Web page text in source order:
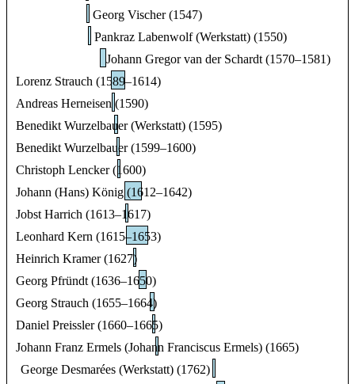
Georg Vischer (1547)
Pankraz Labenwolf (Werkstatt) (1550)
Johann Gregor van der Schardt (1570–1581)
Lorenz Strauch (1589–1614)
Andreas Herneisen (1590)
Benedikt Wurzelbauer (Werkstatt) (1595)
Benedikt Wurzelbauer (1599–1600)
Christoph Lencker (1600)
Johann (Hans) König (1612–1642)
Jobst Harrich (1613–1617)
Leonhard Kern (1615–1653)
Heinrich Kramer (1627)
Georg Pfründt (1636–1650)
Georg Strauch (1655–1664)
Daniel Preissler (1660–1665)
Johann Franz Ermels (Johann Franciscus Ermels) (1665)
George Desmarées (Werkstatt) (1762)